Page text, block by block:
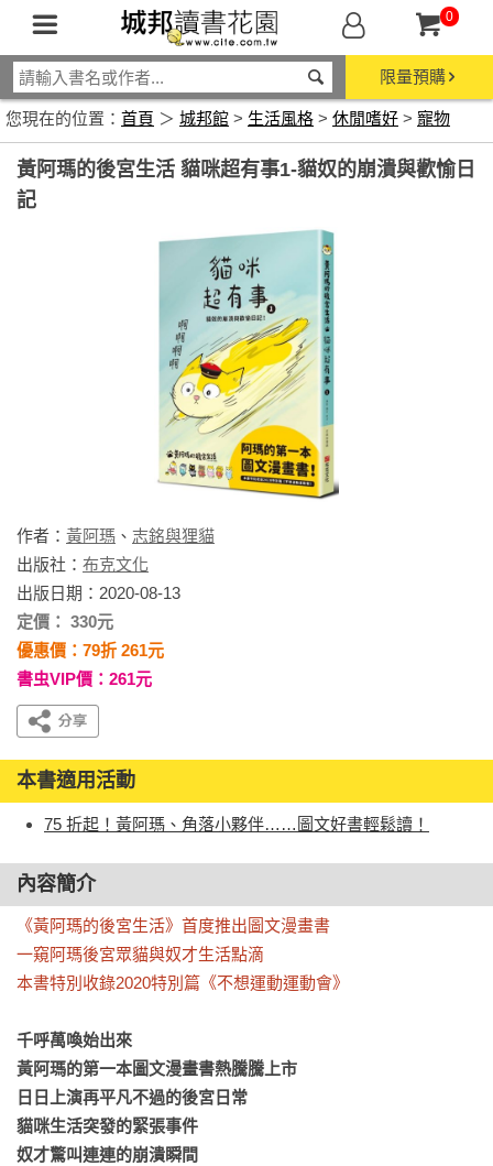
0
限量預購
您現在的位置： 首頁 ＞ 城邦館 > 生活風格 > 休閒嗜好 > 寵物
黃阿瑪的後宮生活 貓咪超有事1-貓奴的崩潰與歡愉日
記
作者： 黃阿瑪 、 志銘與狸貓
出版社： 布克文化
出版日期：2020-08-13
定價： 330元
優惠價：79折 261元
書虫VIP價：261元
本書適用活動
75 折起！黃阿瑪、角落小夥伴……圖文好書輕鬆讀！
內容簡介
《黃阿瑪的後宮生活》首度推出圖文漫畫書
一窺阿瑪後宮眾貓與奴才生活點滴
本書特別收錄2020特別篇《不想運動運動會》
千呼萬喚始出來
黃阿瑪的第一本圖文漫畫書熱騰騰上市
日日上演再平凡不過的後宮日常
貓咪生活突發的緊張事件
奴才驚叫連連的崩潰瞬間